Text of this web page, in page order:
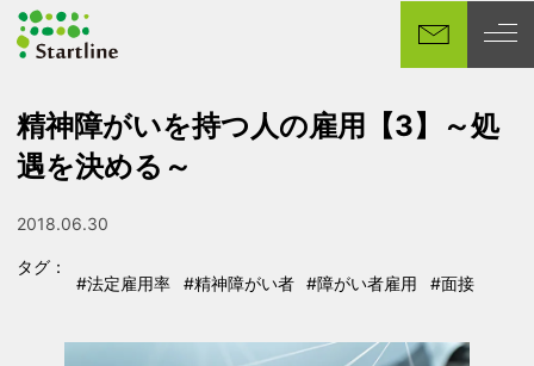
イ
ン
テ
精神障がいを持つ人の雇用【3】～処
遇を決める～
投稿日
2018.06.30
タグ：
タグ
#法定雇用率
タグ
#精神障がい者
タグ
#障がい者雇用
タグ
#面接